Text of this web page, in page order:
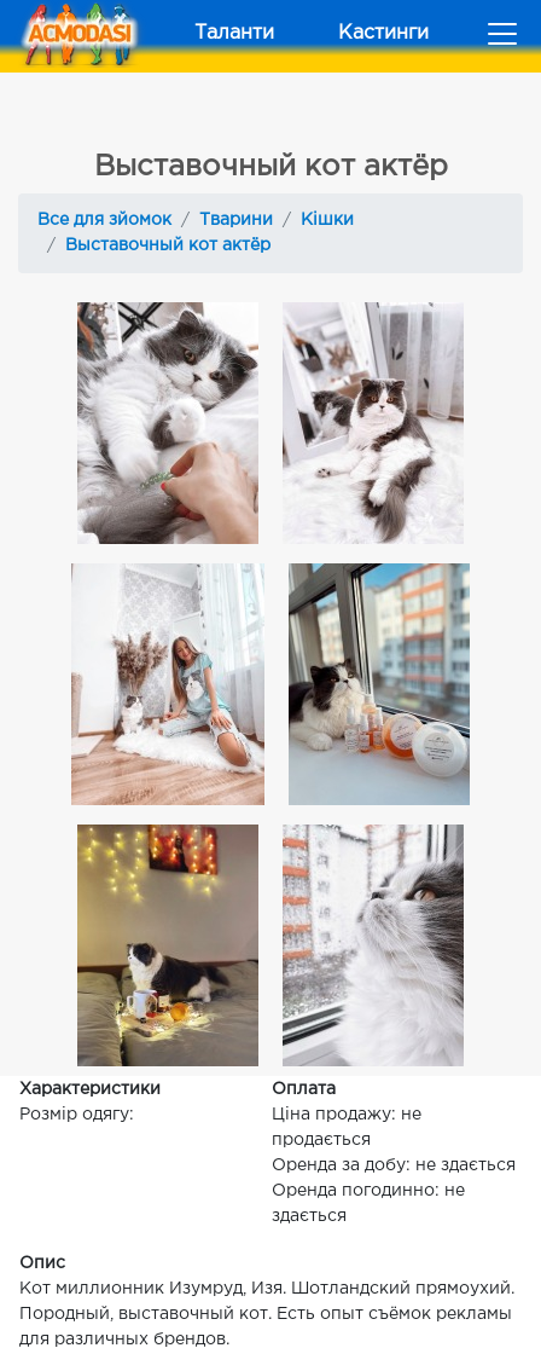
Таланти Кастинги
Выставочный кот актёр
Все для зйомок Тварини
Кішки
Выставочный кот актёр
Характеристики
Розмір одягу:
Оплата
Ціна продажу: не
продається
Оренда за добу: не здається
Оренда погодинно: не
здається
Опис
Кот миллионник Изумруд, Изя. Шотландский прямоухий.
Породный, выставочный кот. Есть опыт съёмок рекламы
для различных брендов.